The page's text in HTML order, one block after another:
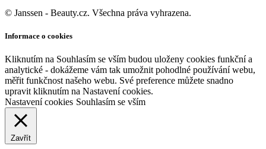
© Janssen - Beauty.cz. Všechna práva vyhrazena.
Informace o cookies
Kliknutím na Souhlasím se vším budou uloženy cookies funkční a
analytické - dokážeme vám tak umožnit pohodlné používání webu,
měřit funkčnost našeho webu. Své preference můžete snadno
upravit kliknutím na Nastavení cookies.
Nastavení cookies Souhlasím se vším
Zavřít